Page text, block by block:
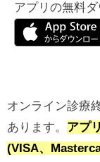
アプリの無料
オンライン診療
あります。 アプ
(VISA、